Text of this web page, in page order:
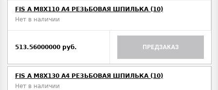
FIS A M8Х110 A4 РЕЗЬБОВАЯ ШПИЛЬКА (10)
Нет в наличии
513.56000000 руб. ПРЕДЗАКАЗ
FIS A M8Х130 A4 РЕЗЬБОВАЯ ШПИЛЬКА (10)
Нет в наличии